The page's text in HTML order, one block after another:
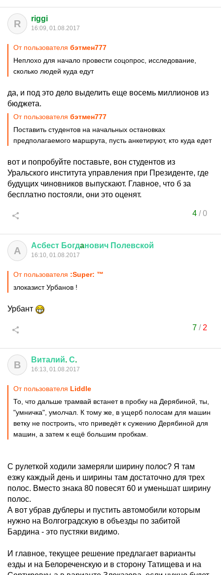
R riggi
16:09, 01.08.2017
От пользователя бэтмен777
Неплохо для начало провести соцопрос, исследование,
сколько людей куда едут
да, и под это дело выделить еще восемь миллионов из
бюджета.
От пользователя бэтмен777
Поставить студентов на начальных остановках
предполагаемого маршрута, пусть анкетируют, кто куда едет
вот и попробуйте поставьте, вон студентов из
Уральского института управления при Президенте, где
будущих чиновников выпускают. Главное, что б за
бесплатно постояли, они это оценят.
4/0
А Асбест Богдaнович Полевской
16:10, 01.08.2017
От пользователя :Super: ™
злоказист Урбанов !
Урбант
7/ 2
В Виталий. С.
16:13, 01.08.2017
От пользователя Liddle
То, что дальше трамвай встанет в пробку на Дерябиной, ты,
"умничка", умолчал. К тому же, в ущерб полосам для машин
ветку не построить, что приведёт к сужению Дерябиной для
машин, а затем к ещё большим пробкам.
С рулеткой ходили замеряли ширину полос? Я там
езжу каждый день и ширины там достаточно для трех
полос. Вместо знака 80 повесят 60 и уменьшат ширину
полос.
А вот убрав дублеры и пустить автомобили которым
нужно на Волгоградскую в объезды по забитой
Бардина - это пустяки видимо.
И главное, текущее решение предлагает варианты
езды и на Белореченскую и в сторону Татищева и на